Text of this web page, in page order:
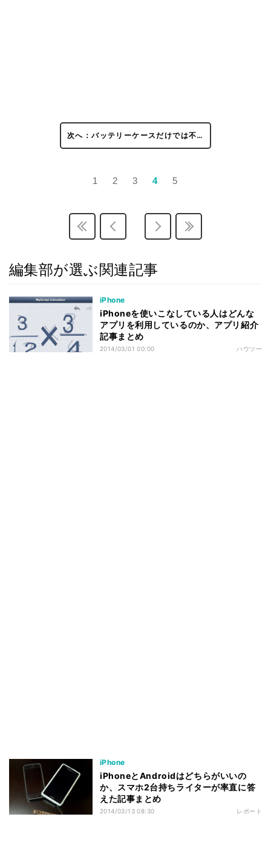
次へ：バッテリーケースだけでは不…
1 2 3 4 5
編集部が選ぶ関連記事
iPhone
iPhoneを使いこなしている人はどんな
アプリを利用しているのか、アプリ紹介
記事まとめ
2014/03/01 00:00 ハウツー
iPhone
iPhoneとAndroidはどちらがいいの
か、スマホ2台持ちライターが率直に答
えた記事まとめ
2014/03/13 08:30 レポート